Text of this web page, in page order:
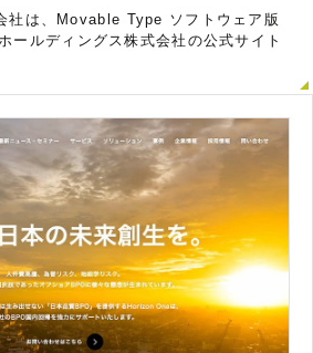
社は、Movable Type ソフトウェア版
ールディングス株式会社の公式サイト